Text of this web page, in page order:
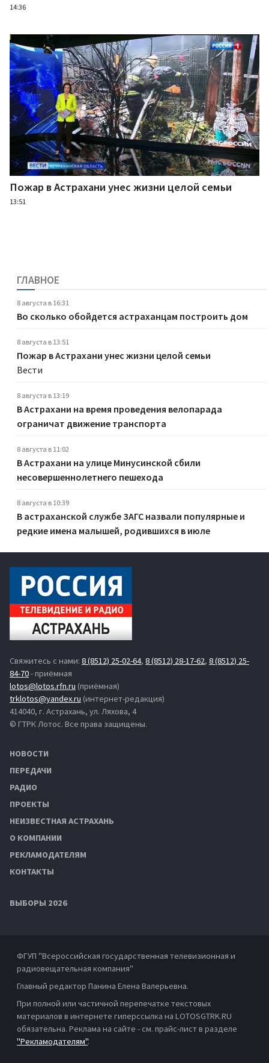
14:36
Пожар в Астрахани унес жизни целой семьи
13:51
ГЛАВНОЕ
8 августа в 16:31
Во сколько обойдется астраханцам построить дом
8 августа в 13:51
Пожар в Астрахани унес жизни целой семьи
Вести
8 августа в 13:19
В Астрахани на время проведения велопарада
ограничат движение транспорта
8 августа в 11:02
В Астрахани на улице Минусинской сбили
несовершеннолетнего пешехода
8 августа в 10:39
В астраханской службе ЗАГС назвали популярные и
редкие имена малышей, родившихся в июле
Свяжитесь с нами: 8 (8512) 25-02-64, 8 (8512) 28-17-62, 8 (8512) 25-
84-70- приёмная
lotos@lotos.rfn.ru (приёмная)
trklotos@yandex.ru (интернет-редакция)
414040, г. Астрахань, ул. Ляхова, 4
© ГТРК Лотос. Все права защищены.
НОВОСТИ
ПЕРЕДАЧИ
РАДИО
ПРОЕКТЫ
НЕИЗВЕСТНАЯ АСТРАХАНЬ
О КОМПАНИИ
РЕКЛАМОДАТЕЛЯМ
КОНТАКТЫ
ВЫБОРЫ 2026
ФГУП "Всероссийская государственная телевизионная и
радиовещательная компания"
Главный редактор Панина Елена Валерьевна.
При полной или частичной перепечатке текстовых
материалов в интернете гиперссылка на LOTOSGTRK.RU
обязательна. Реклама на сайте - см. прайс-лист в разделе
"Рекламодателям".